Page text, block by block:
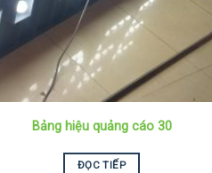
Bảng hiệu quảng cáo 30
ĐỌC TIẾP